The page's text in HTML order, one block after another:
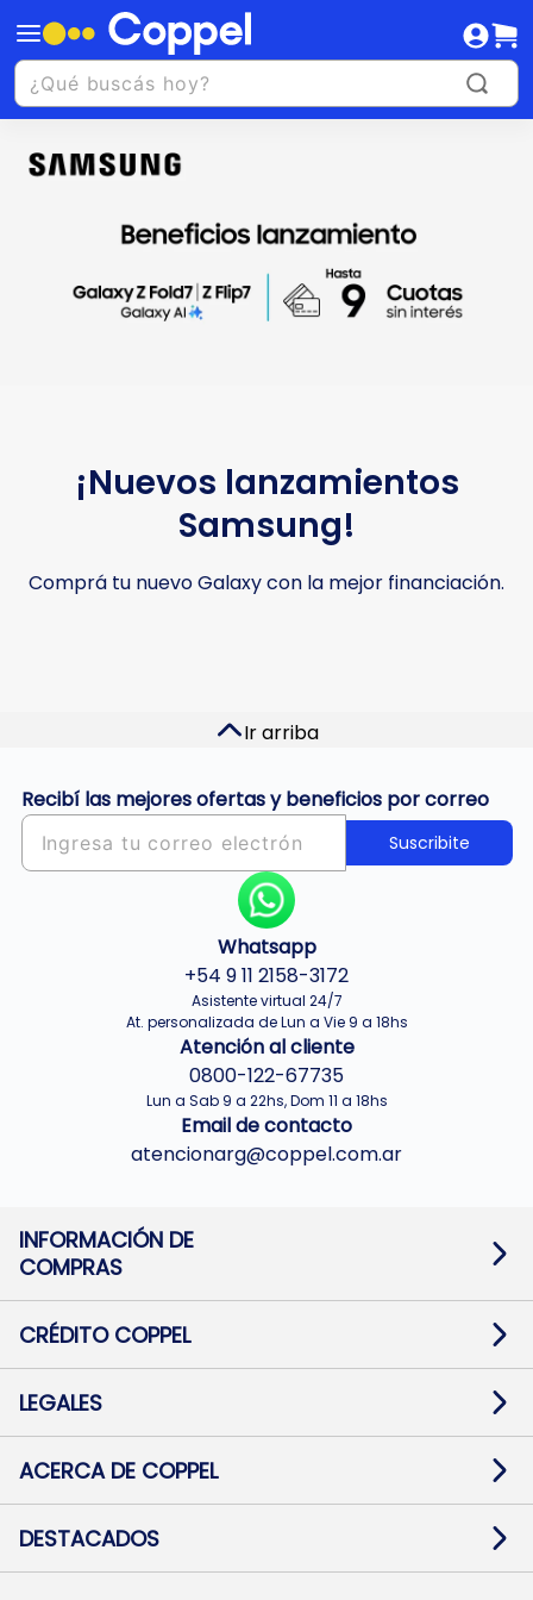
¡Nuevos lanzamientos
Samsung!
Comprá tu nuevo Galaxy con la mejor financiación.
Ir arriba
Recibí las mejores ofertas y beneficios por correo
Suscribite
Whatsapp
+54 9 11 2158-3172
Asistente virtual 24/7
At. personalizada de Lun a Vie 9 a 18hs
Atención al cliente
0800-122-67735
Lun a Sab 9 a 22hs, Dom 11 a 18hs
Email de contacto
atencionarg@coppel.com.ar
INFORMACIÓN DE
COMPRAS
Términos y condiciones
Botón de arrepentimiento
Mapa de sitio
CRÉDITO COPPEL
Solicitar Crédito
Medios de Pago
Pago Fácil Online
LEGALES
Baja contratos
Defensa al consumidor CABA
ACERCA DE COPPEL
Trabajá con Nosotros
Preguntas Frecuentes
DESTACADOS